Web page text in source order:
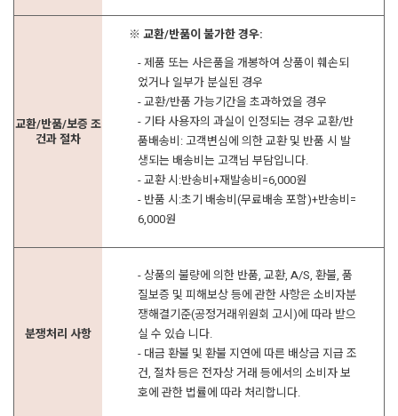
교환/반품/보증 조
건과 절차
※ 교환/반품이 불가한 경우:
- 제품 또는 사은품을 개봉하여 상품이 훼손되
었거나 일부가 분실된 경우
- 교환/반품 가능기간을 초과하였을 경우
- 기타 사용자의 과실이 인정되는 경우 교환/반
품배송비: 고객변심에 의한 교환 및 반품 시 발
생되는 배송비는 고객님 부담입니다.
- 교환 시:반송비+재발송비=6,000원
- 반품 시:초기 배송비(무료배송 포함)+반송비=
6,000원
분쟁처리 사항
- 상품의 불량에 의한 반품, 교환, A/S, 환불, 품
질보증 및 피해보상 등에 관한 사항은 소비자분
쟁해결기준(공정거래위원회 고시)에 따라 받으
실 수 있습 니다.
- 대금 환불 및 환불 지연에 따른 배상금 지급 조
건, 절차 등은 전자상 거래 등에서의 소비자 보
호에 관한 법률에 따라 처리합니다.